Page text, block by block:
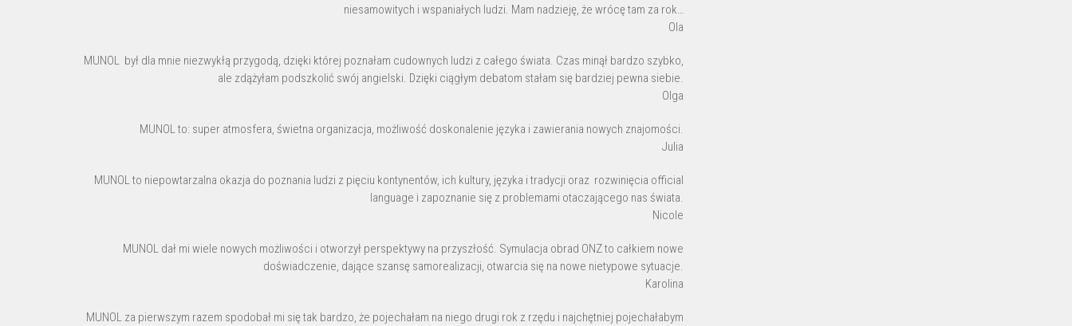
niesamowitych i wspaniałych ludzi. Mam nadzieję, że wrócę tam za rok…
Ola
MUNOL był dla mnie niezwykłą przygodą, dzięki której poznałam cudownych ludzi z całego świata. Czas minął bardzo szybko,
ale zdążyłam podszkolić swój angielski. Dzięki ciągłym debatom stałam się bardziej pewna siebie.
Olga
MUNOL to: super atmosfera, świetna organizacja, możliwość doskonalenie języka i zawierania nowych znajomości.
Julia
MUNOL to niepowtarzalna okazja do poznania ludzi z pięciu kontynentów, ich kultury, języka i tradycji oraz rozwinięcia official
language i zapoznanie się z problemami otaczającego nas świata.
Nicole
MUNOL dał mi wiele nowych możliwości i otworzył perspektywy na przyszłość. Symulacja obrad ONZ to całkiem nowe
doświadczenie, dające szansę samorealizacji, otwarcia się na nowe nietypowe sytuacje.
Karolina
MUNOL za pierwszym razem spodobał mi się tak bardzo, że pojechałam na niego drugi rok z rzędu i najchętniej pojechałabym